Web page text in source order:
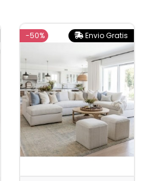
Envio Gratis
-50%